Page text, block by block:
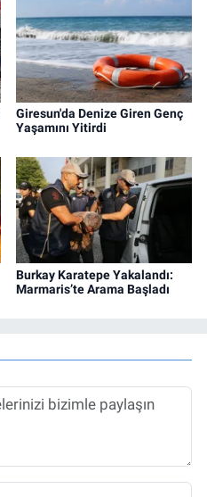
Giresun'da Denize Giren Genç
Yaşamını Yitirdi
Burkay Karatepe Yakalandı:
Marmaris’te Arama Başladı